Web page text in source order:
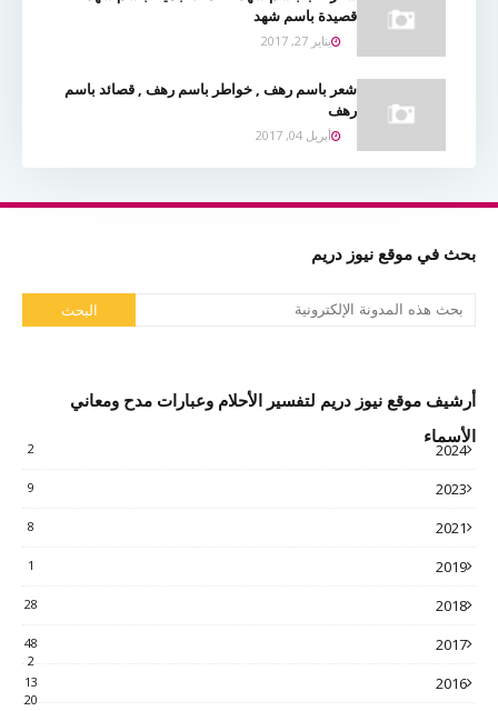
قصيدة باسم شهد
يناير 27, 2017
شعر باسم رهف , خواطر باسم رهف , قصائد باسم
رهف
أبريل 04, 2017
بحث في موقع نيوز دريم
أرشيف موقع نيوز دريم لتفسير الأحلام وعبارات مدح ومعاني
الأسماء
2024
2
2023
9
2021
8
2019
1
2018
28
2017
48
2
2016
13
20